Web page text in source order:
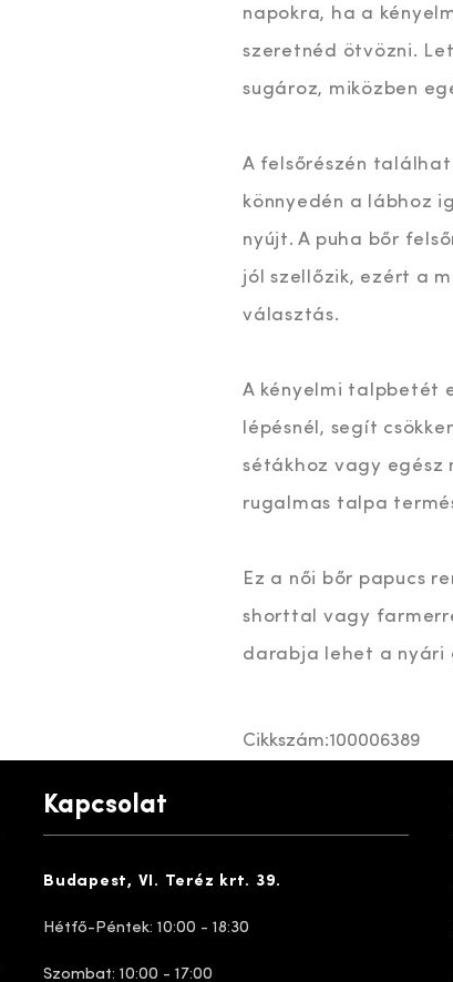
napokra, ha a
szeretnéd ötvözni.
sugároz, miközben
A felsőrészén
könnyedén a lábhoz
nyújt. A puha bőr
jól szellőzik, ezért a
választás.
A kényelmi talpbetét
lépésnél, segít
sétákhoz vagy egész
rugalmas talpa
Ez a női bőr papucs
shorttal vagy
darabja lehet a nyári
Cikkszám:100006389
Kapcsolat
Budapest, VI. Teréz krt. 39.
Hétfő-Péntek: 10:00 - 18:30
Szombat: 10:00 - 17:00